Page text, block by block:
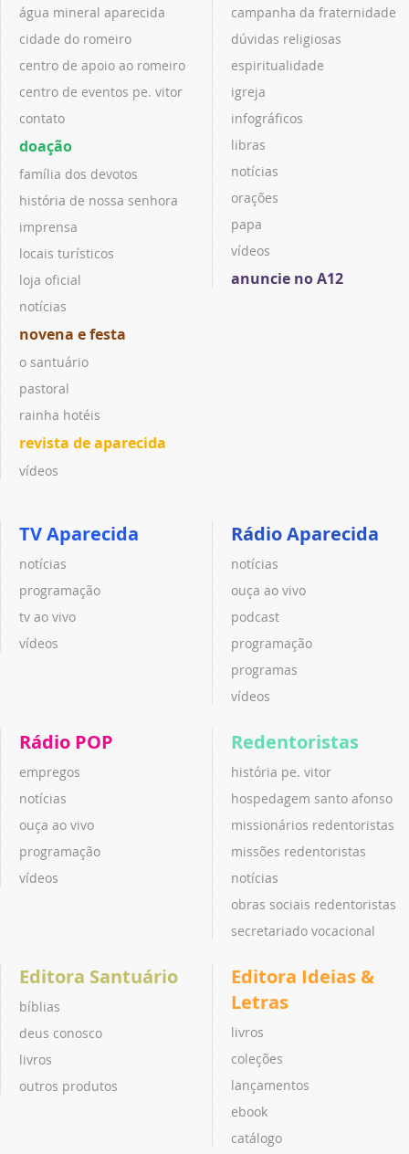
água mineral aparecida
cidade do romeiro
centro de apoio ao romeiro
centro de eventos pe. vitor
contato
doação
família dos devotos
história de nossa senhora
imprensa
locais turísticos
loja oficial
notícias
novena e festa
o santuário
pastoral
rainha hotéis
revista de aparecida
vídeos
campanha da fraternidade
dúvidas religiosas
espiritualidade
igreja
infográficos
libras
notícias
orações
papa
vídeos
anuncie no A12
TV Aparecida
notícias
programação
tv ao vivo
vídeos
Rádio Aparecida
notícias
ouça ao vivo
podcast
programação
programas
vídeos
Rádio POP
empregos
notícias
ouça ao vivo
programação
vídeos
Redentoristas
história pe. vitor
hospedagem santo afonso
missionários redentoristas
missões redentoristas
notícias
obras sociais redentoristas
secretariado vocacional
Editora Santuário
bíblias
deus conosco
livros
outros produtos
Editora Ideias &
Letras
livros
coleções
lançamentos
ebook
catálogo